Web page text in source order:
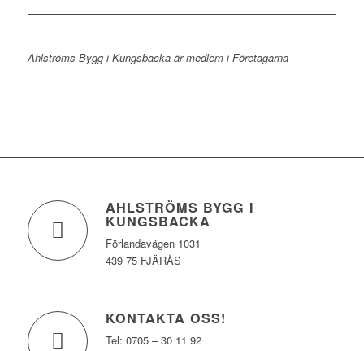
Ahlströms Bygg i Kungsbacka är medlem i Företagarna
AHLSTRÖMS BYGG I
KUNGSBACKA
Förlandavägen 1031
439 75 FJÄRÅS
KONTAKTA OSS!
Tel: 0705 – 30 11 92